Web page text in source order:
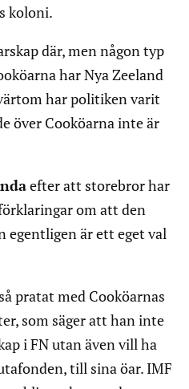
koloni.
där, men någon typ
har Nya Zeeland
har politiken varit
över Cooköarna inte är
efter att storebror har
om att den
egentligen är ett eget val
pratat med Cooköarnas
som säger att han inte
i FN utan även vill ha
till sina öar. IMF